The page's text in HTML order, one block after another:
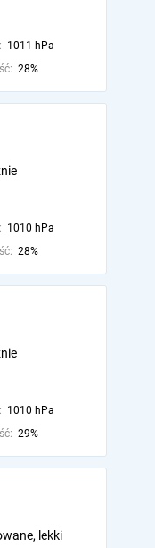
1011 hPa
28%
1010 hPa
28%
1010 hPa
29%
lekki